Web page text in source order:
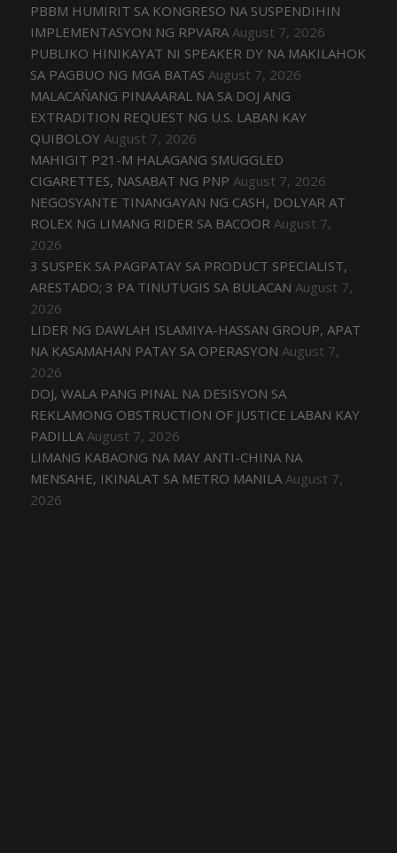
PBBM HUMIRIT SA KONGRESO NA SUSPENDIHIN
IMPLEMENTASYON NG RPVARA August 7, 2026
PUBLIKO HINIKAYAT NI SPEAKER DY NA MAKILAHOK
SA PAGBUO NG MGA BATAS August 7, 2026
MALACAÑANG PINAAARAL NA SA DOJ ANG
EXTRADITION REQUEST NG U.S. LABAN KAY
QUIBOLOY August 7, 2026
MAHIGIT P21-M HALAGANG SMUGGLED
CIGARETTES, NASABAT NG PNP August 7, 2026
NEGOSYANTE TINANGAYAN NG CASH, DOLYAR AT
ROLEX NG LIMANG RIDER SA BACOOR August 7,
2026
3 SUSPEK SA PAGPATAY SA PRODUCT SPECIALIST,
ARESTADO; 3 PA TINUTUGIS SA BULACAN August 7,
2026
LIDER NG DAWLAH ISLAMIYA-HASSAN GROUP, APAT
NA KASAMAHAN PATAY SA OPERASYON August 7,
2026
DOJ, WALA PANG PINAL NA DESISYON SA
REKLAMONG OBSTRUCTION OF JUSTICE LABAN KAY
PADILLA August 7, 2026
LIMANG KABAONG NA MAY ANTI-CHINA NA
MENSAHE, IKINALAT SA METRO MANILA August 7,
2026